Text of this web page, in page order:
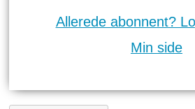
Allerede abonnent?
Min side